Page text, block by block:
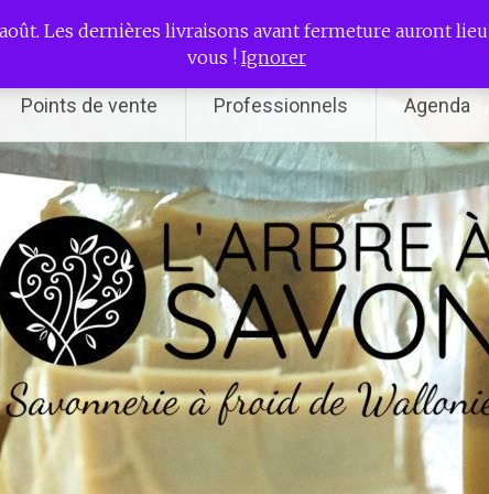
Les dernières livraisons avant fermeture auront
vous ! Ignorer
à froid de Wallonie
Points de vente Professionnels Agenda